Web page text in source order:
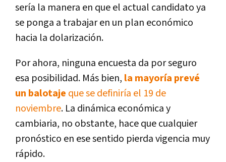
sería la manera en que el actual candidato ya
se ponga a trabajar en un plan económico
hacia la dolarización.
Por ahora, ninguna encuesta da por seguro
esa posibilidad. Más bien, la mayoría prevé
un balotaje que se definiría el 19 de
noviembre. La dinámica económica y
cambiaria, no obstante, hace que cualquier
pronóstico en ese sentido pierda vigencia muy
rápido.